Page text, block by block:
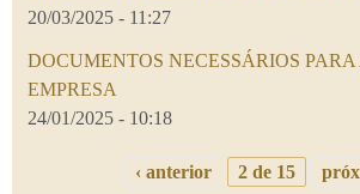
20/03/2025 - 11:27
DOCUMENTOS NECESSÁRIOS
EMPRESA
24/01/2025 - 10:18
‹ anterior 2 de 15